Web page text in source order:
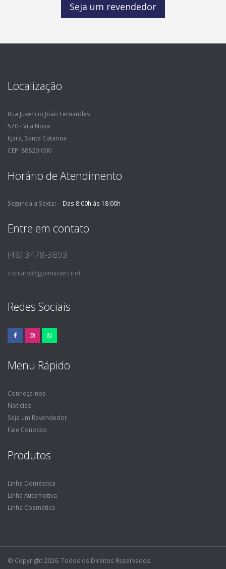
Seja um revendedor
Localização
Rua Juvencio João Fernandes
570 - Vila Nova
Içara, Santa Catarina
CEP: 88820-000
Horário de Atendimento
Segunda a Sexta Das 8:00h ás 18:00h
Entre em contato
(48) 3478-3893
contato@jjguimaraes.net
Redes Sociais
Menu Rápido
Conheça-nos
Notícias
Seja um Revendedor
Fale Conosco
Produtos
Linha Doméstica
Linha Automotiva
Linha Cosmética
© Copyright 2026. Todos os Direitos Reservados.